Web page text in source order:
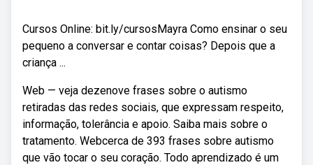
Cursos Online: bit.ly/cursosMayra Como ensinar o seu
pequeno a conversar e contar coisas? Depois que a
criança ...
Web — veja dezenove frases sobre o autismo
retiradas das redes sociais, que expressam respeito,
informação, tolerância e apoio. Saiba mais sobre o
tratamento. Webcerca de 393 frases sobre autismo
que vão tocar o seu coração. Todo aprendizado é um